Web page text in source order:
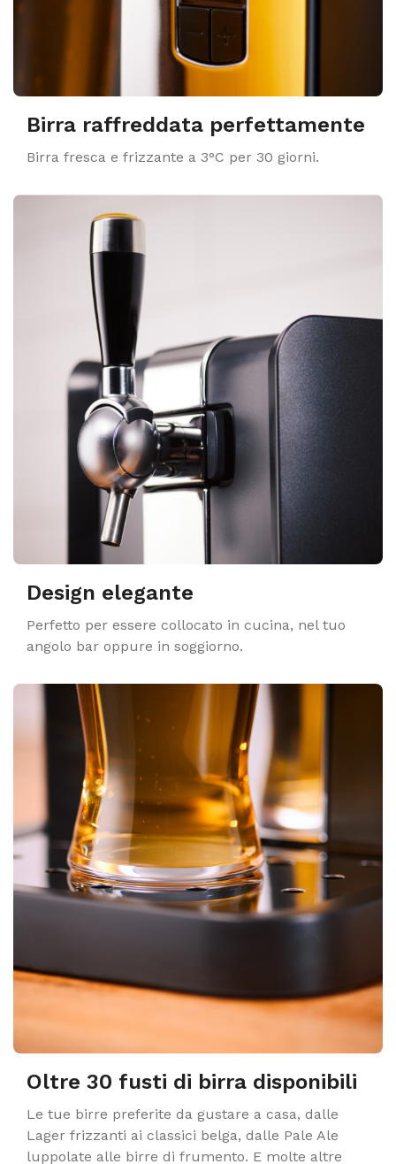
Design elegante
Perfetto per essere collocato in cucina, nel tuo
angolo bar oppure in soggiorno.
Oltre 30 fusti di birra disponibili
Le tue birre preferite da gustare a casa, dalle
Lager frizzanti ai classici belga, dalle Pale Ale
luppolate alle birre di frumento. E molte altre
Birra raffreddata perfettamente
Birra fresca e frizzante a 3°C per 30 giorni.